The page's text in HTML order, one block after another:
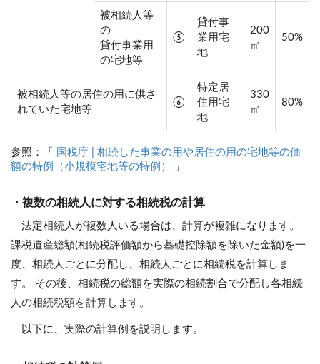
被相続人等
の
貸付事業用
の宅地等
⑤
貸付事
業用宅
地
200
㎡
50%
被相続人等の居住の用に供さ
れていた宅地等
⑥
特定居
住用宅
地
330
㎡
80%
参照：「
国税庁 | 相続した事業の用や居住の用の宅地等の価
額の特例（小規模宅地等の特例）
」
・複数の相続人に対する相続税の計算
法定相続人が複数人いる場合は、計算が複雑になります。
課税遺産総額(相続税評価額から基礎控除額を除いた金額)を一
度、相続人ごとに分配し、相続人ごとに相続税を計算しま
す。 その後、相続税の総額を実際の相続割合で分配し各相続
人の相続税額を計算します。
以下に、実際の計算例を説明します。